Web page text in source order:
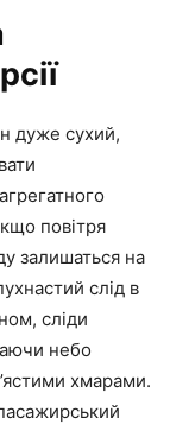
дуже сухий,
повітря
залишаться на
слід в
сліди
небо
хмарами.